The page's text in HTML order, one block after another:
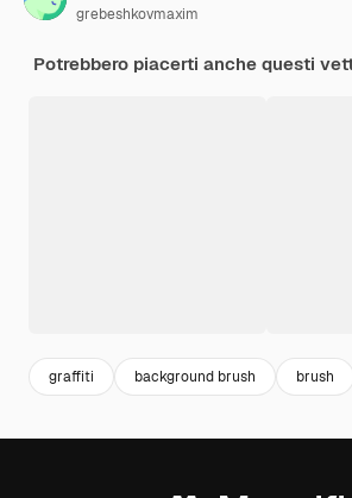
grebeshkovmaxim
Potrebbero piacerti anche questi
graffiti background brush brush